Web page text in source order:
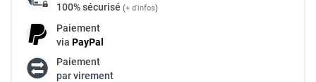
100% sécurisé (+ d'infos)
Paiement
via PayPal
Paiement
par virement